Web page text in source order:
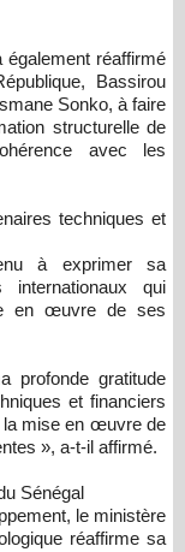
également réaffirmé
Bassirou
Sonko, à faire
structurelle de
avec les
techniques et
à exprimer sa
internationaux qui
en œuvre de ses
profonde gratitude
et financiers
la mise en œuvre de
», a-t-il affirmé.
Sénégal
le ministère
réaffirme sa